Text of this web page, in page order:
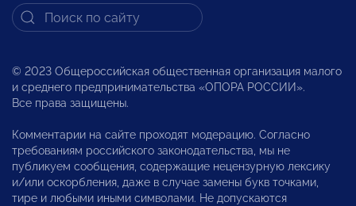
© 2023 Общероссийская общественная организация малого
и среднего предпринимательства «ОПОРА РОССИИ».
Все права защищены.
Комментарии на сайте проходят модерацию. Согласно
требованиям российского законодательства, мы не
публикуем сообщения, содержащие нецензурную лексику
и/или оскорбления, даже в случае замены букв точками,
тире и любыми иными символами. Не допускаются